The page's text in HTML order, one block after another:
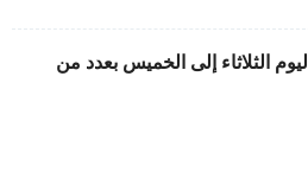
الثلاثاء إلى الخميس بعدد من